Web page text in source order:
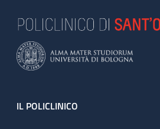
Footer
IL POLICLINICO